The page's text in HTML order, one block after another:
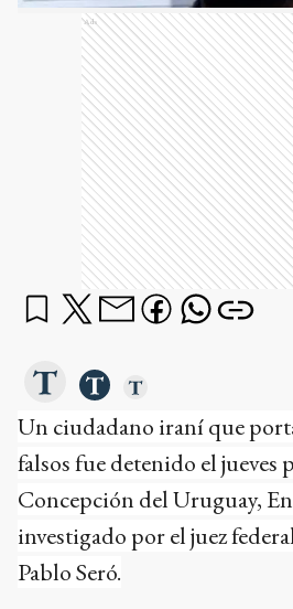
Ads
Un ciudadano iraní que
falsos fue detenido el jueves
Concepción del Uruguay,
investigado por el juez
Pablo Seró.